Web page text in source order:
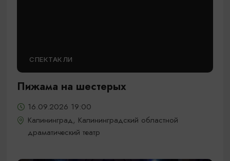
СПЕКТАКЛИ
Пижама на шестерых
16.09.2026 19:00
Калининград, Калининградский областной
драматический театр